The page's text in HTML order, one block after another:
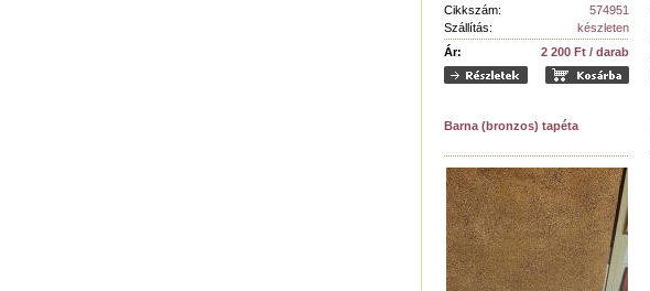
Cikkszám:
574951
Szállítás:
készleten
Ár:
2 200 Ft / darab
Barna (bronzos) tapéta